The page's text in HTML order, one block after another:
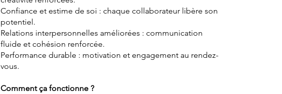
Confiance et estime de soi : chaque collaborateur libère son
potentiel.
Relations interpersonnelles améliorées : communication
fluide et cohésion renforcée.
Performance durable : motivation et engagement au rendez-
vous.
Comment ça fonctionne ?